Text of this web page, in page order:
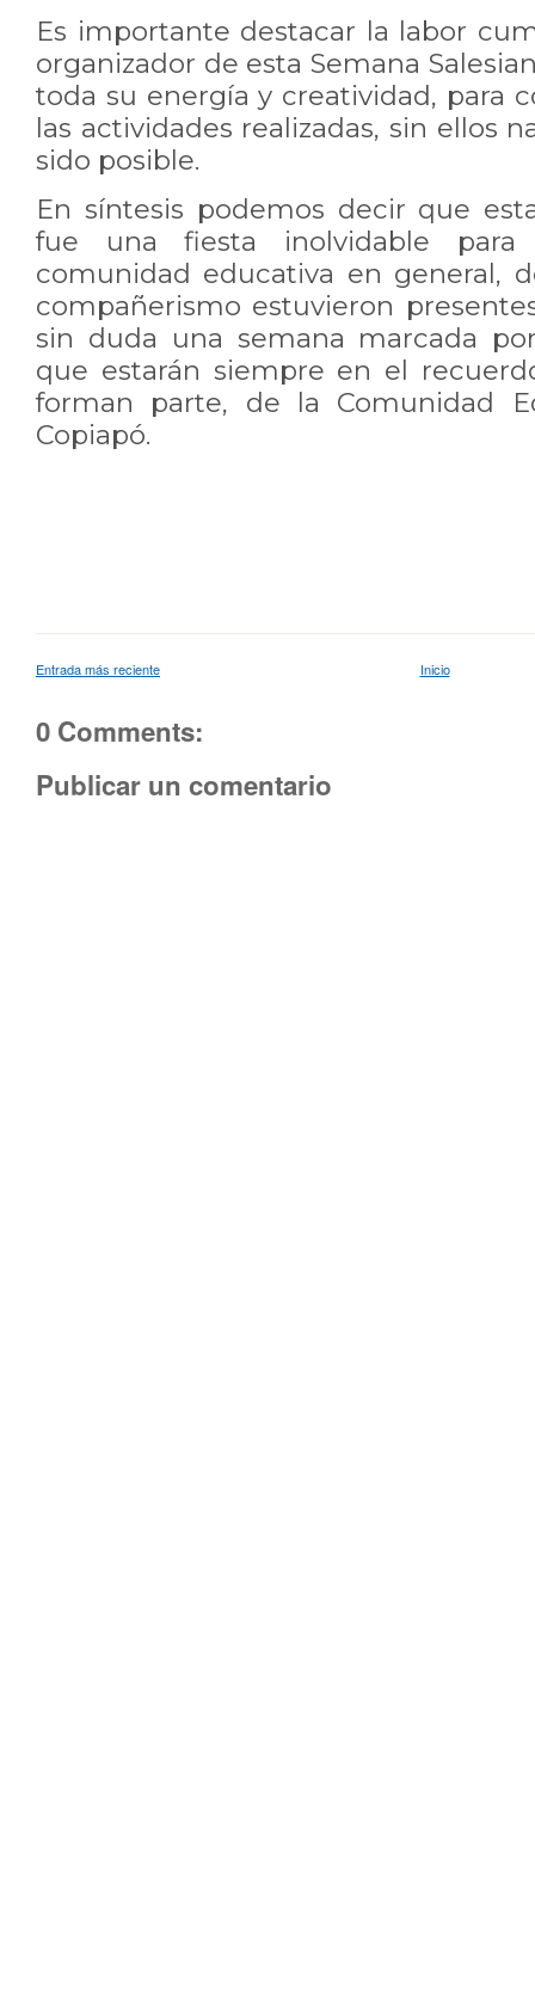
Es importante destacar la labor
organizador de esta Semana
toda su energía y creatividad, para
las actividades realizadas, sin ellos
sido posible.
En síntesis podemos decir que
fue una fiesta inolvidable
comunidad educativa en general,
compañerismo estuvieron
sin duda una semana marcada
que estarán siempre en el
forman parte, de la Comunidad
Copiapó.
Entrada más reciente Inicio
0 Comments:
Publicar un comentario